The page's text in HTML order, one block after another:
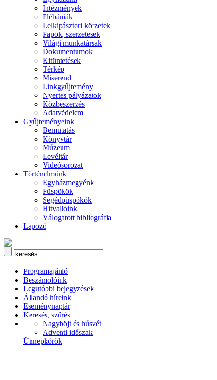
Intézmények
Plébániák
Lelkipásztori körzetek
Papok, szerzetesek
Világi munkatársak
Dokumentumok
Kitüntetések
Térkép
Miserend
Linkgyűjtemény
Nyertes pályázatok
Közbeszerzés
Adatvédelem
Gyűjteményeink
Bemutatás
Könyvtár
Múzeum
Levéltár
Videósorozat
Történelmünk
Egyházmegyénk
Püspökök
Segédpüspökök
Hitvallóink
Válogatott bibliográfia
Lapozó
Programajánló
Beszámolóink
Legutóbbi bejegyzések
Állandó híreink
Eseménynaptár
Keresés, szűrés
Nagyböjt és húsvét
Adventi időszak
Ünnepkörök